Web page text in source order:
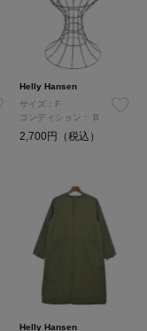
Helly Hansen
サイズ：F
コンディション：
B
2,700円（税込）
Helly Hansen